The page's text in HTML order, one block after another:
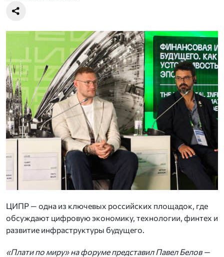
ЦИПР — одна из ключевых российских площадок, где
обсуждают цифровую экономику, технологии, финтех и
развитие инфраструктуры будущего.
«Плати по миру» на форуме представил Павел Белов —